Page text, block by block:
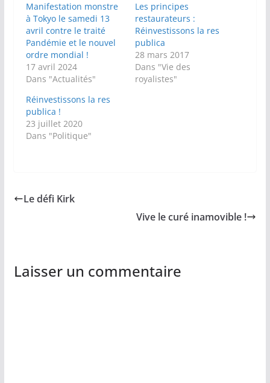
Manifestation monstre
à Tokyo le samedi 13
avril contre le traité
Pandémie et le nouvel
ordre mondial !
17 avril 2024
Dans "Actualités"
Les principes
restaurateurs :
Réinvestissons la res
publica
28 mars 2017
Dans "Vie des
royalistes"
Réinvestissons la res
publica !
23 juillet 2020
Dans "Politique"
Le défi Kirk
Vive le curé inamovible !
Laisser un commentaire